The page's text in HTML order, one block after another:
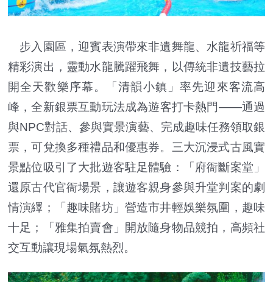
步入園區，迎賓表演帶來非遺舞龍、水龍祈福等
精彩演出，靈動水龍騰躍飛舞，以傳統非遺技藝拉
開全天歡樂序幕。「清韻小鎮」率先迎來客流高
峰，全新銀票互動玩法成為遊客打卡熱門——通過
與NPC對話、參與實景演藝、完成趣味任務領取銀
票，可兌換多種禮品和優惠券。三大沉浸式古風實
景點位吸引了大批遊客駐足體驗：「府衙斷案堂」
還原古代官衙場景，讓遊客親身參與升堂判案的劇
情演繹；「趣味賭坊」營造市井輕娛樂氛圍，趣味
十足；「雅集拍賣會」開放隨身物品競拍，高頻社
交互動讓現場氣氛熱烈。